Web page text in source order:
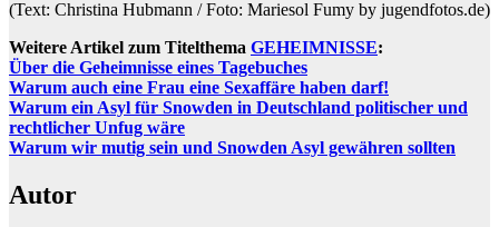
(Text: Christina Hubmann / Foto: Mariesol Fumy by jugendfotos.de)
Weitere Artikel zum Titelthema GEHEIMNISSE:
Über die Geheimnisse eines Tagebuches
Warum auch eine Frau eine Sexaffäre haben darf!
Warum ein Asyl für Snowden in Deutschland politischer und
rechtlicher Unfug wäre
Warum wir mutig sein und Snowden Asyl gewähren sollten
Autor